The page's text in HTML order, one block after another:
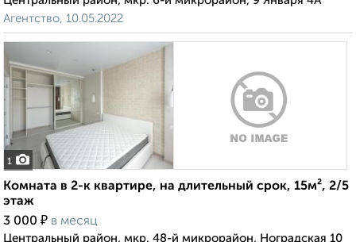
Агентство, 10.05.2022
1
Комната в 2-к квартире, на длительный срок, 15м², 2/5
этаж
3 000 ₽ в месяц
Центральный район, мкр. 48-й микрорайон, Ноградская 10